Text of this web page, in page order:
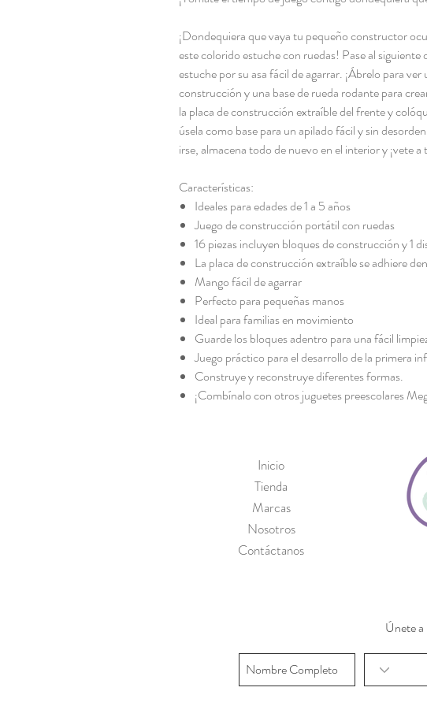
¡Dondequiera que vaya tu pequeño constructor
este colorido estuche con ruedas! Pase al
estuche por su asa fácil de agarrar. ¡Ábrelo para
construcción y una base de rueda rodante para
la placa de construcción extraíble del frente y
úsela como base para un apilado fácil y sin
irse, almacena todo de nuevo en el interior y ¡vete
Características:
Ideales para edades de 1 a 5 años
Juego de construcción portátil con ruedas
16 piezas incluyen bloques de construcción y 1
La placa de construcción extraíble se adhiere
Mango fácil de agarrar
Perfecto para pequeñas manos
Ideal para familias en movimiento
Guarde los bloques adentro para una fácil
Juego práctico para el desarrollo de la primera
Construye y reconstruye diferentes formas.
¡Combínalo con otros juguetes preescolares
Inicio
Tienda
Marcas
Nosotros
Contáctanos
Únete